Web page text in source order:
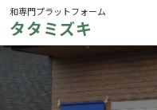
和専門プラットフォーム
タタミズキ